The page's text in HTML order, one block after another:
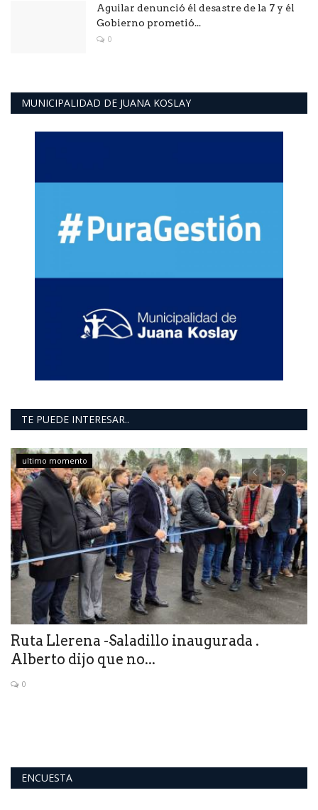
Aguilar denunció él desastre de la 7 y él
Gobierno prometió...
0
MUNICIPALIDAD DE JUANA KOSLAY
TE PUEDE INTERESAR..
ultimo momento
Ruta Llerena -Saladillo inaugurada .
Alberto dijo que no...
0
ENCUESTA